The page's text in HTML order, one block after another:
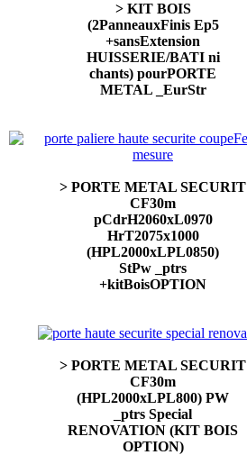
> KIT BOIS
(2PanneauxFinis Ep5
+sansExtension
HUISSERIE/BATI ni
chants) pourPORTE
METAL _EurStr
> PORTE METAL SECURIT
CF30m
pCdrH2060xL0970
HrT2075x1000
(HPL2000xLPL0850)
StPw _ptrs
+kitBoisOPTION
> PORTE METAL SECURIT
CF30m
(HPL2000xLPL800) PW
_ptrs Special
RENOVATION (KIT BOIS
OPTION)